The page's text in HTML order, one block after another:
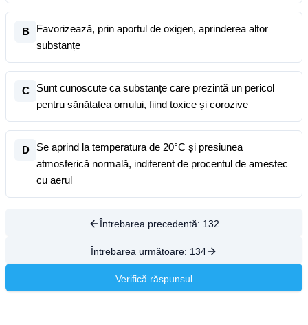
B
Favorizează, prin aportul de oxigen, aprinderea altor
substanțe
C
Sunt cunoscute ca substanțe care prezintă un pericol
pentru sănătatea omului, fiind toxice și corozive
D
Se aprind la temperatura de 20°C și presiunea
atmosferică normală, indiferent de procentul de amestec
cu aerul
Întrebarea precedentă: 132
Întrebarea următoare: 134
Verifică răspunsul